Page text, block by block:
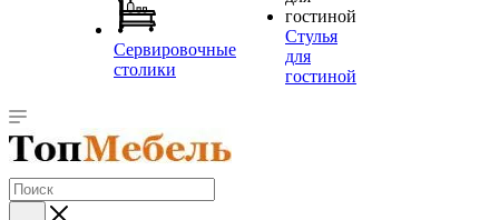
Сервировочные
столики
Стулья
для
гостиной